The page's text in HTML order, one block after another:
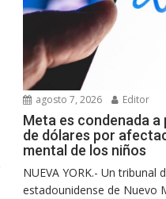
agosto 7, 2026 Editor
Meta es condenada a
de dólares por
mental de los niños
NUEVA YORK.- Un tribunal
estadounidense de Nuevo